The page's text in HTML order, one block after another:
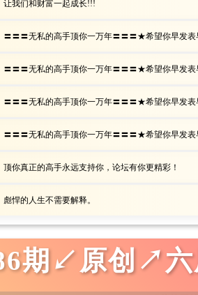
让我们和财富一起成长!!!
〓〓〓无私的高手顶你一万年〓〓〓★希望你早发
〓〓〓无私的高手顶你一万年〓〓〓★希望你早发
〓〓〓无私的高手顶你一万年〓〓〓★希望你早发
〓〓〓无私的高手顶你一万年〓〓〓★希望你早发
顶你真正的高手永远支持你，论坛有你更精彩！
彪悍的人生不需要解释。
期↙原创↗六